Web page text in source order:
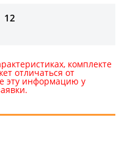
12
комплекте
отличаться от
эту информацию у